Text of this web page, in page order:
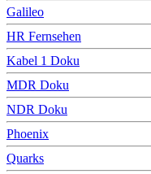
Galileo
HR Fernsehen
Kabel 1 Doku
MDR Doku
NDR Doku
Phoenix
Quarks